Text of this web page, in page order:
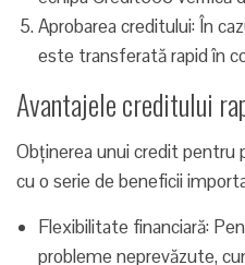
Aprobarea creditului: În
este transferată rapid în
Avantajele creditului
Obținerea unui credit pentru
cu o serie de beneficii
Flexibilitate financiară:
probleme neprevăzute,